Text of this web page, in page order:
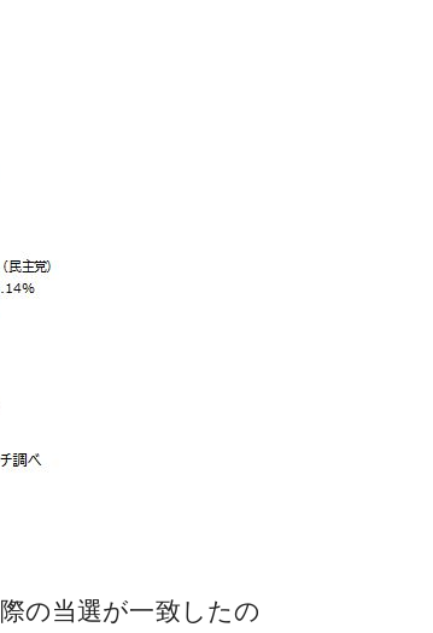
の当選が一致したの